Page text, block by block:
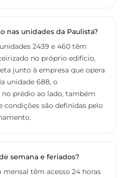
nas unidades da Paulista?
2439 e 460 têm
no próprio edifício,
junto à empresa que opera
unidade 688, o
prédio ao lado, também
condições são definidas pelo
semana e feriados?
têm acesso 24 horas